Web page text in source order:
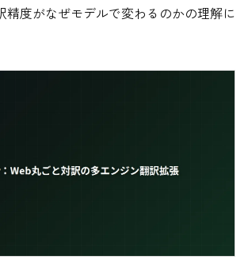
精度がなぜモデルで変わるのかの理解に